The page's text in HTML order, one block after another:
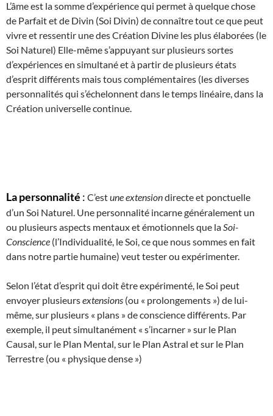
L’âme est la somme d’expérience qui permet à quelque chose
de Parfait et de Divin (Soi Divin) de connaître tout ce que peut
vivre et ressentir une des Création Divine les plus élaborées (le
Soi Naturel) Elle-même s’appuyant sur plusieurs sortes
d’expériences en simultané et à partir de plusieurs états
d’esprit différents mais tous complémentaires (les diverses
personnalités qui s’échelonnent dans le temps linéaire, dans la
Création universelle continue.
La personnalité : C’estune extensiondirecte et ponctuelle
d’un Soi Naturel. Une personnalité incarne généralement un
ou plusieurs aspects mentaux et émotionnels que la Soi-
Conscience (l’Individualité, le Soi, ce que nous sommes en fait
dans notre partie humaine) veut tester ou expérimenter.
Selon l’état d’esprit qui doit être expérimenté, le Soi peut
envoyer plusieursextensions (ou « prolongements ») de lui-
même, sur plusieurs « plans » de conscience différents. Par
exemple, il peut simultanément « s’incarner » sur le Plan
Causal, sur le Plan Mental, sur le Plan Astral et sur le Plan
Terrestre (ou « physique dense »)